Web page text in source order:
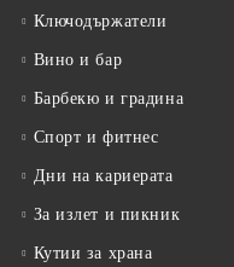
Ключодържатели
Вино и бар
Барбекю и градина
Спорт и фитнес
Дни на кариерата
За излет и пикник
Кутии за храна